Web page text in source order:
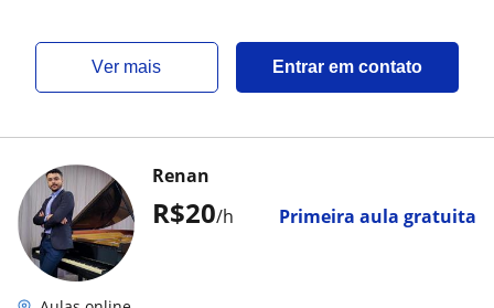
ver mais Entrar em contato
R$20/h Primeira aula gratuita
Renan